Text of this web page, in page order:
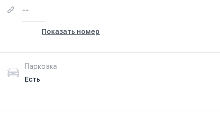
--
Показать номер
Парковка
Есть